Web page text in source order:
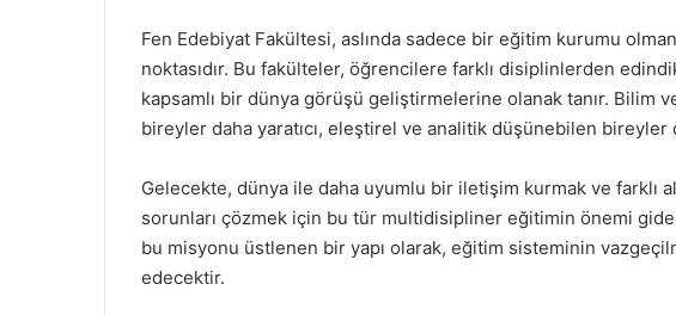
Fen Edebiyat Fakültesi, aslında sadece bir eğitim kurumu
noktasıdır. Bu fakülteler, öğrencilere farklı disiplinlerden
kapsamlı bir dünya görüşü geliştirmelerine olanak tanır. Bilim
bireyler daha yaratıcı, eleştirel ve analitik düşünebilen
Gelecekte, dünya ile daha uyumlu bir iletişim kurmak ve farklı
sorunları çözmek için bu tür multidisipliner eğitimin önemi
bu misyonu üstlenen bir yapı olarak, eğitim sisteminin
edecektir.